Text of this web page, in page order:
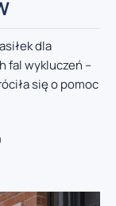
dla
fal wykluczeń –
się o pomoc